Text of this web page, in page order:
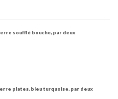
soufflé bouche, par deux
plates, bleu turquoise, par deux